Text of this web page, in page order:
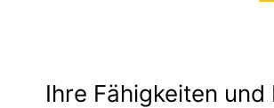
Ihre Fähigkeiten